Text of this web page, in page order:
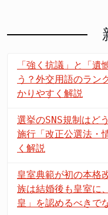
「強く抗議」と「遺
う？外交用語のラン
かりやすく解説
選挙のSNS規制はど
施行「改正公選法・
く解説
皇室典範が初の本
族は結婚後も皇室に
皇」を認めるべきで